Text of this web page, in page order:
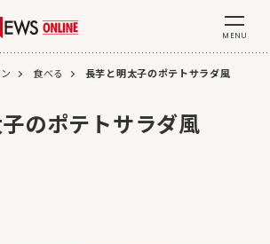
MENU
食べる 長芋と明太子のポテトサラダ風
のポテトサラダ風